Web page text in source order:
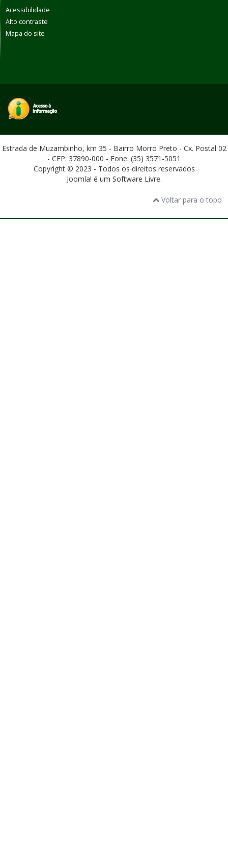
Acessibilidade
Alto contraste
Mapa do site
Estrada de Muzambinho, km 35 - Bairro Morro Preto - Cx. Postal 02
- CEP: 37890-000 - Fone: (35) 3571-5051
Copyright © 2023 - Todos os direitos reservados
Joomla! é um Software Livre.
Voltar para o topo